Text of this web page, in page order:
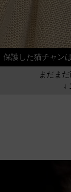
保護した猫チャン
まだま
↓